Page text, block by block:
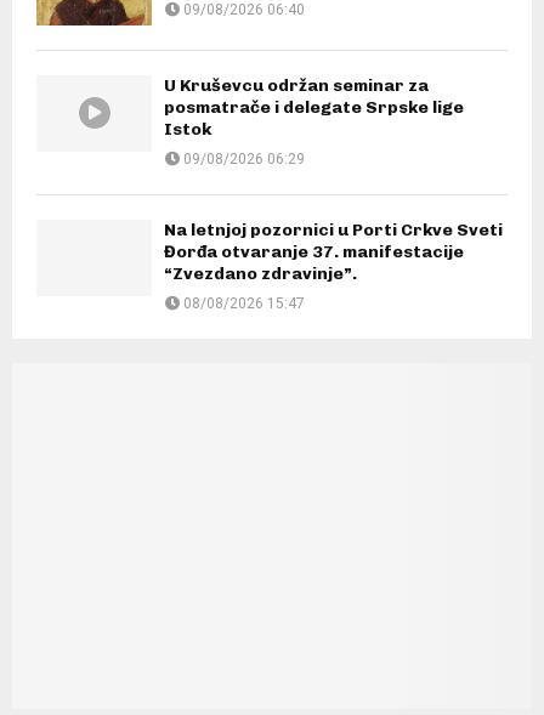
09/08/2026 06:40
U Kruševcu održan seminar za
posmatrače i delegate Srpske lige
Istok
09/08/2026 06:29
Na letnjoj pozornici u Porti Crkve Sveti
Đorđa otvaranje 37. manifestacije
“Zvezdano zdravinje”.
08/08/2026 15:47